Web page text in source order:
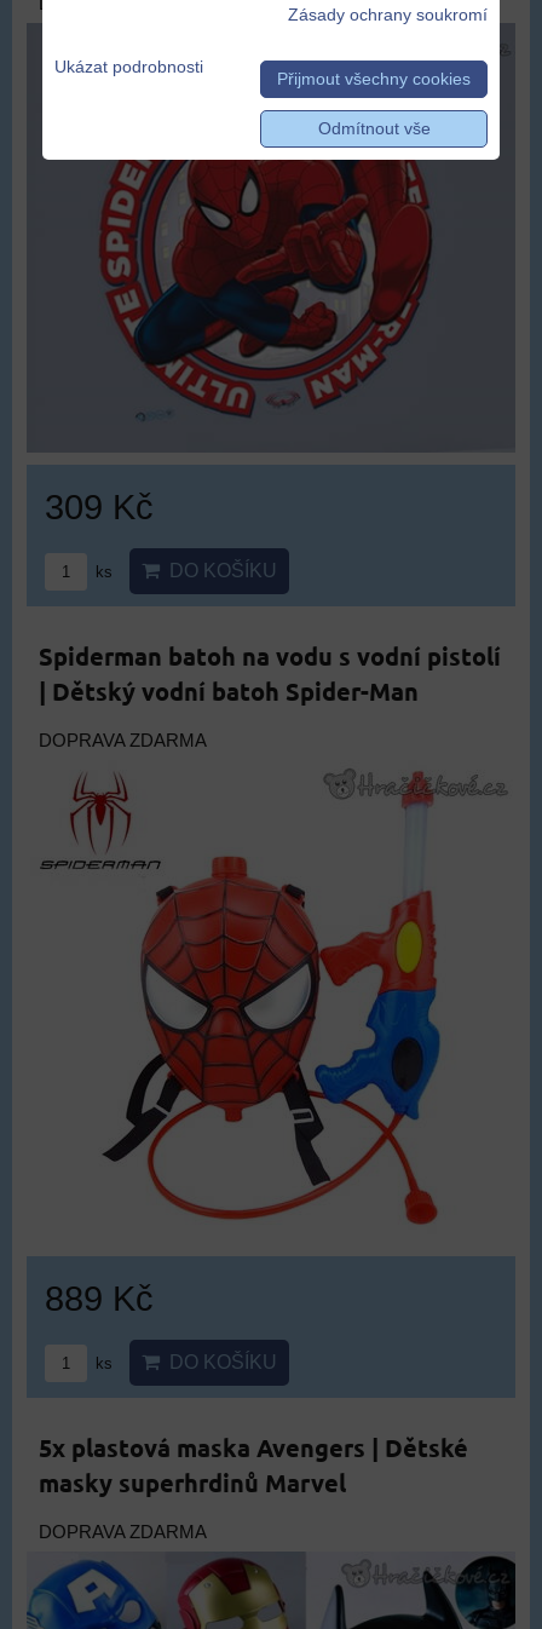
309 Kč
ks DO KOŠÍKU
Spiderman batoh na vodu s vodní pistolí
| Dětský vodní batoh Spider-Man
DOPRAVA ZDARMA
889 Kč
ks DO KOŠÍKU
5x plastová maska Avengers | Dětské
masky superhrdinů Marvel
DOPRAVA ZDARMA
Zásady ochrany soukromí
Ukázat podrobnosti
Přijmout všechny cookies
Odmítnout vše